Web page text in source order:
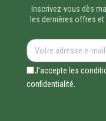
Inscrivez-vous dès
les dernières offres
J'accepte les
confidentialité.